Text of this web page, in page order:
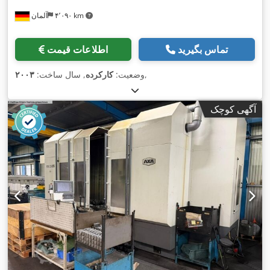
آلمان ۴٬۰۹۰ km
اطلاعات قیمت تماس بگیرید
وضعیت:کارکرده, سال ساخت: ۲۰۰۳ ,
آگهی کوچک